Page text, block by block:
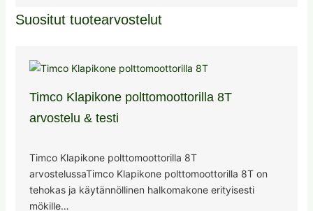
Suositut tuotearvostelut
Timco Klapikone polttomoottorilla 8T
arvostelu & testi
Timco Klapikone polttomoottorilla 8T
arvostelussaTimco Klapikone polttomoottorilla 8T on
tehokas ja käytännöllinen halkomakone erityisesti
mökille…